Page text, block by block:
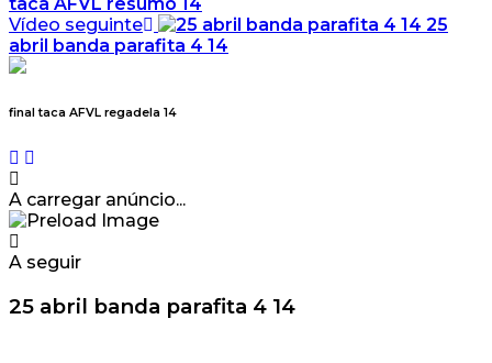
taca AFVL resumo 14
Vídeo seguinte
25
abril banda parafita 4 14
final taca AFVL regadela 14
A carregar anúncio...
A seguir
25 abril banda parafita 4 14